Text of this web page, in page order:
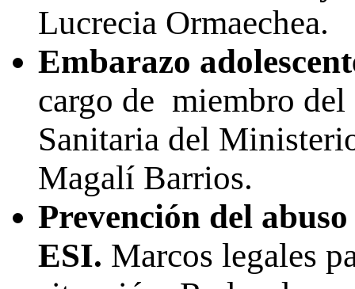
Lucrecia Ormaechea.
Embarazo
cargo de miembro
Sanitaria del
Magalí Barrios.
Prevención del
ESI. Marcos legales